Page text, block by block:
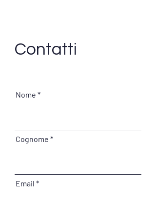
FESTEGGIAMOLI
INSIEME!
Contatti
Nome
Cognome
Email